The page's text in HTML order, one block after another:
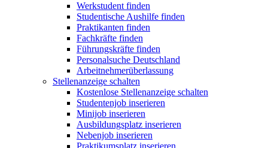
Werkstudent finden
Studentische Aushilfe finden
Praktikanten finden
Fachkräfte finden
Führungskräfte finden
Personalsuche Deutschland
Arbeitnehmerüberlassung
Stellenanzeige schalten
Kostenlose Stellenanzeige schalten
Studentenjob inserieren
Minijob inserieren
Ausbildungsplatz inserieren
Nebenjob inserieren
Praktikumsplatz inserieren